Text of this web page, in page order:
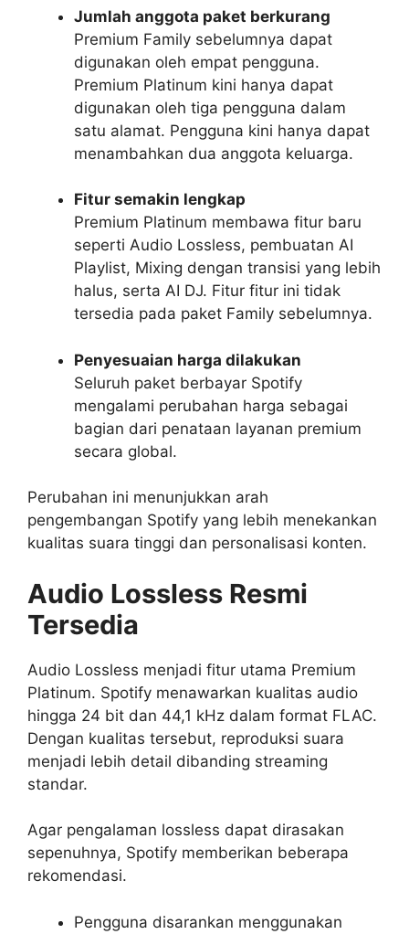
Jumlah anggota paket berkurang
Premium Family sebelumnya dapat
digunakan oleh empat pengguna.
Premium Platinum kini hanya dapat
digunakan oleh tiga pengguna dalam
satu alamat. Pengguna kini hanya dapat
menambahkan dua anggota keluarga.
Fitur semakin lengkap
Premium Platinum membawa fitur baru
seperti Audio Lossless, pembuatan AI
Playlist, Mixing dengan transisi yang lebih
halus, serta AI DJ. Fitur fitur ini tidak
tersedia pada paket Family sebelumnya.
Penyesuaian harga dilakukan
Seluruh paket berbayar Spotify
mengalami perubahan harga sebagai
bagian dari penataan layanan premium
secara global.
Perubahan ini menunjukkan arah
pengembangan Spotify yang lebih menekankan
kualitas suara tinggi dan personalisasi konten.
Audio Lossless Resmi
Tersedia
Audio Lossless menjadi fitur utama Premium
Platinum. Spotify menawarkan kualitas audio
hingga 24 bit dan 44,1 kHz dalam format FLAC.
Dengan kualitas tersebut, reproduksi suara
menjadi lebih detail dibanding streaming
standar.
Agar pengalaman lossless dapat dirasakan
sepenuhnya, Spotify memberikan beberapa
rekomendasi.
Pengguna disarankan menggunakan